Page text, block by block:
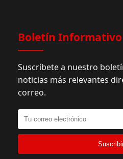
Boletín Informativo
Suscríbete a nuestro
noticias más relevantes
correo.